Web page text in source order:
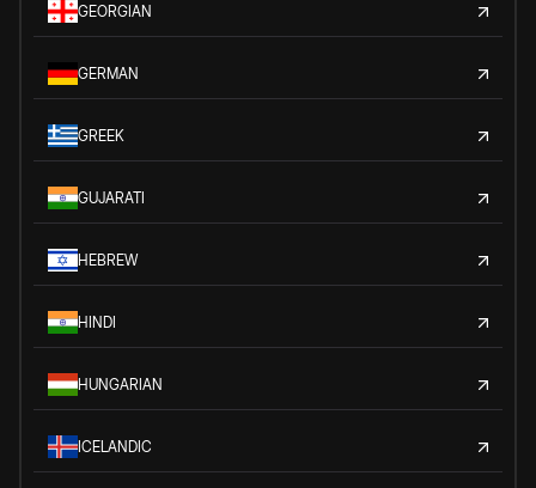
GEORGIAN
GERMAN
GREEK
GUJARATI
HEBREW
HINDI
HUNGARIAN
ICELANDIC